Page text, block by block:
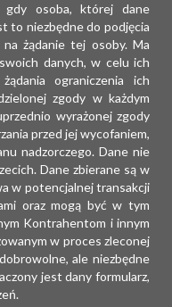
gdy osoba, której dane
to niezbędne do podjęcia
na żądanie tej osoby. Ma
danych, w celu ich
ograniczenia ich
zgody w każdym
wyrażonej zgody
przed jej wycofaniem,
nadzorczego. Dane nie
Dane zbierane są w
w potencjalnej transakcji
oraz mogą być w tym
Kontrahentom i innym
w proces zleconej
ale niezbędne
jest dany formularz,